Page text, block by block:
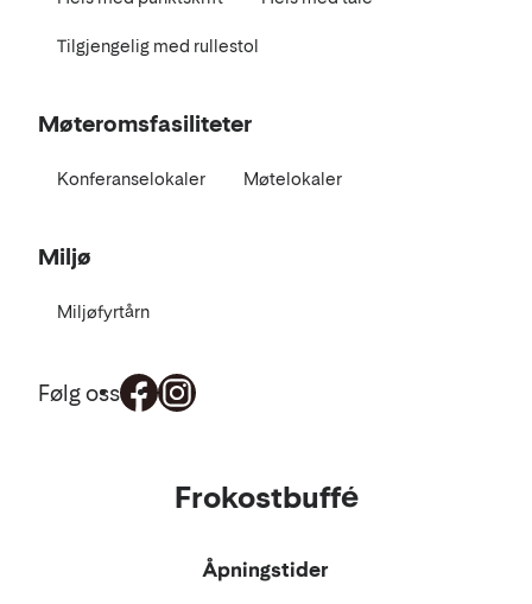
Tilgjengelig med rullestol
Møteromsfasiliteter
Konferanselokaler Møtelokaler
Miljø
Miljøfyrtårn
Følg oss
Frokostbuffé
Åpningstider